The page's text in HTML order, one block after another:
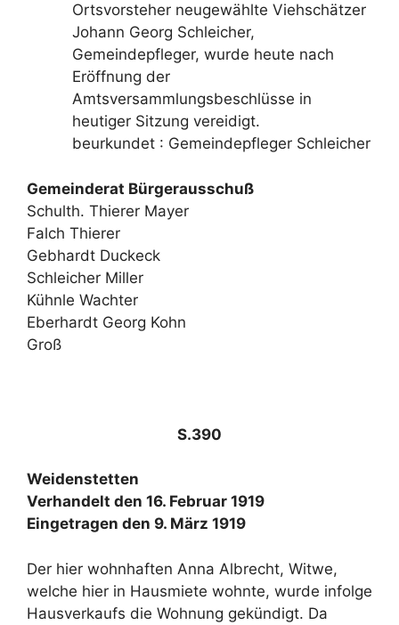
Ortsvorsteher neugewählte Viehschätzer
Johann Georg Schleicher,
Gemeindepfleger, wurde heute nach
Eröffnung der
Amtsversammlungsbeschlüsse in
heutiger Sitzung vereidigt.
beurkundet : Gemeindepfleger Schleicher
Gemeinderat Bürgerausschuß
Schulth. Thierer Mayer
Falch Thierer
Gebhardt Duckeck
Schleicher Miller
Kühnle Wachter
Eberhardt Georg Kohn
Groß
S.390
Weidenstetten
Verhandelt den 16. Februar 1919
Eingetragen den 9. März 1919
Der hier wohnhaften Anna Albrecht, Witwe,
welche hier in Hausmiete wohnte, wurde infolge
Hausverkaufs die Wohnung gekündigt. Da